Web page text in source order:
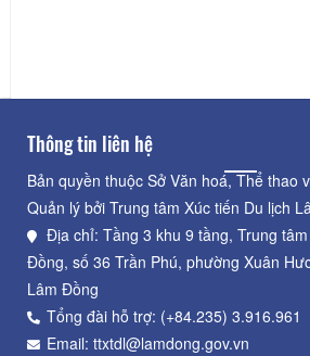
Thông tin liên hệ
Bản quyền thuộc Sở Văn hoá, Thể thao
Quản lý bởi Trung tâm Xúc tiến Du lịch
Địa chỉ: Tầng 3 khu 9 tầng, Trung
Đồng, số 36 Trần Phú, phường Xuân
Lâm Đồng
Tổng đài hỗ trợ: (+84.235) 3.916.961
Email: ttxtdl@lamdong.gov.vn